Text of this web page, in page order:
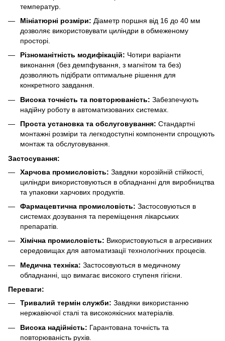
температур.
Мініатюрні розміри: Діаметр поршня від 16 до 40 мм
дозволяє використовувати циліндри в обмеженому
просторі.
Різноманітність модифікацій: Чотири варіанти
виконання (без демпфування, з магнітом та без)
дозволяють підібрати оптимальне рішення для
конкретного завдання.
Висока точність та повторюваність: Забезпечують
надійну роботу в автоматизованих системах.
Проста установка та обслуговування: Стандартні
монтажні розміри та легкодоступні компоненти спрощують
монтаж та обслуговування.
Застосування:
Харчова промисловість: Завдяки корозійній стійкості,
циліндри використовуються в обладнанні для виробництва
та упаковки харчових продуктів.
Фармацевтична промисловість: Застосовуються в
системах дозування та переміщення лікарських
препаратів.
Хімічна промисловість: Використовуються в агресивних
середовищах для автоматизації технологічних процесів.
Медична техніка: Застосовуються в медичному
обладнанні, що вимагає високого ступеня гігієни.
Переваги:
Тривалий термін служби: Завдяки використанню
нержавіючої сталі та високоякісних матеріалів.
Висока надійність: Гарантована точність та
повторюваність рухів.